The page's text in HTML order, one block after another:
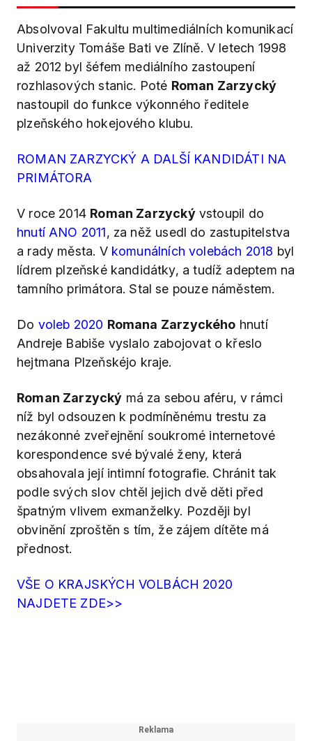
Absolvoval Fakultu multimediálních komunikací
Univerzity Tomáše Bati ve Zlíně. V letech 1998
až 2012 byl šéfem mediálního zastoupení
rozhlasových stanic. Poté Roman Zarzycký
nastoupil do funkce výkonného ředitele
plzeňského hokejového klubu.
ROMAN ZARZYCKÝ A DALŠÍ KANDIDÁTI NA
PRIMÁTORA
V roce 2014 Roman Zarzyckývstoupil do
hnutí ANO 2011, za něž usedl do zastupitelstva
a rady města. V komunálních volebách 2018 byl
lídrem plzeňské kandidátky, a tudíž adeptem na
tamního primátora. Stal se pouze náměstem.
Do voleb 2020 Romana Zarzyckého hnutí
Andreje Babiše vyslalo zabojovat o křeslo
hejtmana Plzeňskéjo kraje.
Roman Zarzycký má za sebou aféru, v rámci
níž byl odsouzen k podmíněnému trestu za
nezákonné zveřejnění soukromé internetové
korespondence své bývalé ženy, která
obsahovala její intimní fotografie. Chránit tak
podle svých slov chtěl jejich dvě děti před
špatným vlivem exmanželky. Později byl
obvinění zproštěn s tím, že zájem dítěte má
přednost.
VŠE O KRAJSKÝCH VOLBÁCH 2020
NAJDETE ZDE>>